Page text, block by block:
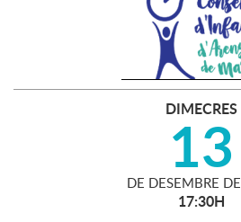
DIMECRES
13
DE DESEMBRE DE
17:30H